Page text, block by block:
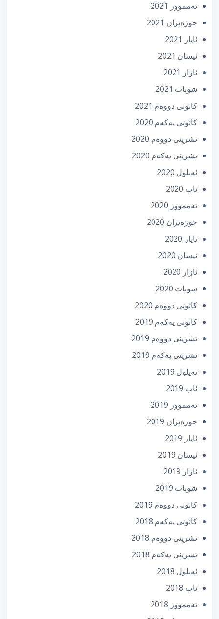
تەممووز 2021
حوزه‌یران 2021
ئایار 2021
نیسان 2021
ئازار 2021
شوبات 2021
كانونی دووه‌م 2021
كانونی یه‌كه‌م 2020
تشرینی دووه‌م 2020
تشرینی یه‌كه‌م 2020
ئه‌یلول 2020
ئاب 2020
تەممووز 2020
حوزه‌یران 2020
ئایار 2020
نیسان 2020
ئازار 2020
شوبات 2020
كانونی دووه‌م 2020
كانونی یه‌كه‌م 2019
تشرینی دووه‌م 2019
تشرینی یه‌كه‌م 2019
ئه‌یلول 2019
ئاب 2019
تەممووز 2019
حوزه‌یران 2019
ئایار 2019
نیسان 2019
ئازار 2019
شوبات 2019
كانونی دووه‌م 2019
كانونی یه‌كه‌م 2018
تشرینی دووه‌م 2018
تشرینی یه‌كه‌م 2018
ئه‌یلول 2018
ئاب 2018
تەممووز 2018